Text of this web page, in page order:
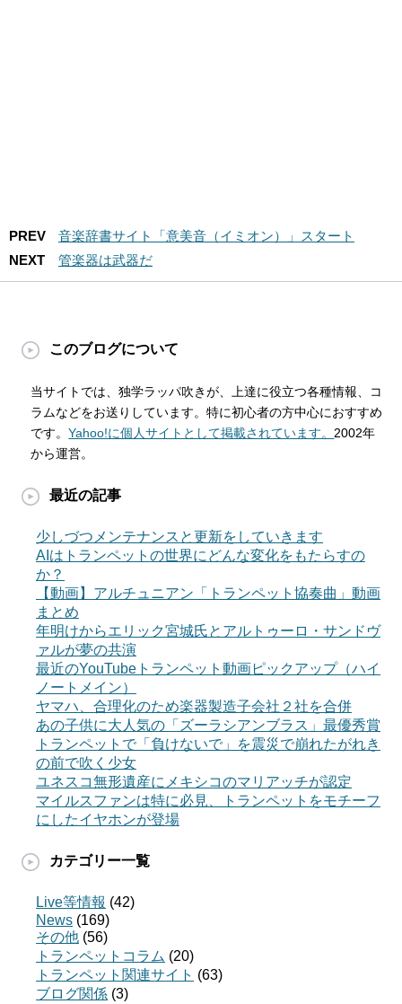
PREV
音楽辞書サイト「意美音（イミオン）」スタート
NEXT
管楽器は武器だ
このブログについて
当サイトでは、独学ラッパ吹きが、上達に役立つ各種情報、コ
ラムなどをお送りしています。特に初心者の方中心におすすめ
です。Yahoo!に個人サイトとして掲載されています。 2002年
から運営。
最近の記事
少しづつメンテナンスと更新をしていきます
AIはトランペットの世界にどんな変化をもたらすの
か？
【動画】アルチュニアン「トランペット協奏曲」動画
まとめ
年明けからエリック宮城氏とアルトゥーロ・サンドヴ
ァルが夢の共演
最近のYouTubeトランペット動画ピックアップ（ハイ
ノートメイン）
ヤマハ、合理化のため楽器製造子会社２社を合併
あの子供に大人気の「ズーラシアンブラス」最優秀賞
トランペットで「負けないで」を震災で崩れたがれき
の前で吹く少女
ユネスコ無形遺産にメキシコのマリアッチが認定
マイルスファンは特に必見、トランペットをモチーフ
にしたイヤホンが登場
カテゴリー一覧
Live等情報 (42)
News (169)
その他 (56)
トランペットコラム (20)
トランペット関連サイト (63)
ブログ関係 (3)